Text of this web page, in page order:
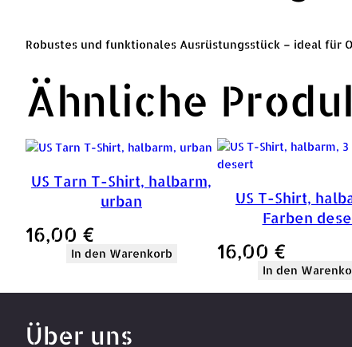
Robustes und funktionales Ausrüstungsstück – ideal
Ähnliche
US Tarn T-Shirt, halbarm,
urban
16,00 €
In den Warenkorb
US T-Shirt,
Farben
16,00 €
In den
Über uns